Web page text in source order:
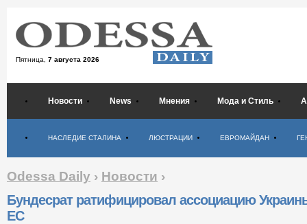
Пятница, 7 августа 2026
Новости News Мнения Мода и Стиль
НАСЛЕДИЕ СТАЛИНА ЛЮСТРАЦИИ ЕВРОМАЙДАН
Odessa Daily › Новости ›
Бундесрат ратифицировал ассоциацию
ЕС